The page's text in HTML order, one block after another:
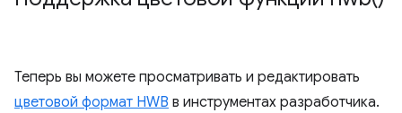
Теперь вы можете просматривать и редактировать
цветовой формат HWB в инструментах разработчика.